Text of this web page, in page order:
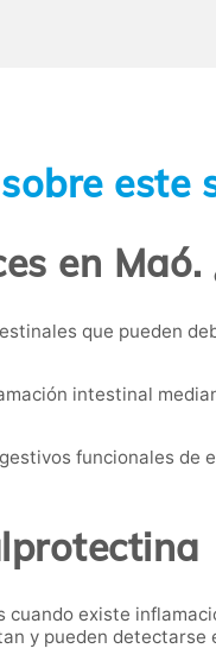
este
en Maó.
que pueden
intestinal
funcionales
existe
y pueden detectarse